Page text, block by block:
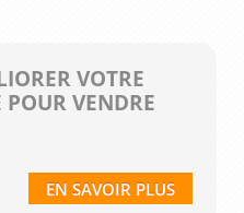
VOTRE
VENDRE
EN SAVOIR PLUS